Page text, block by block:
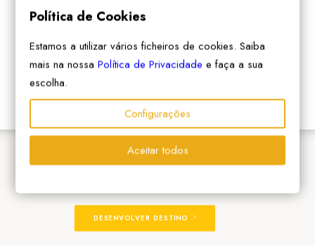
DESENVOLVER DESTINO
Política de Cookies
Estamos a utilizar vários ficheiros de cookies. Saiba
mais na nossaPolítica de Privacidade e faça a sua
escolha.
Configurações
Aceitar todos